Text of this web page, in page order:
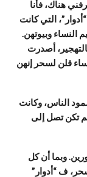
هناك، فأنا
التي كانت
النساء وبيوتهن.
أصدرت
قلن لسحر إنهن
الناس، وكانت
تكن تصل إلى
وبما أن كل
ف “أدوار”